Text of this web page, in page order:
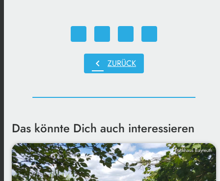
chevron_left ZURÜCK
Das könnte Dich auch interessieren
Funkhaus Bayreuth